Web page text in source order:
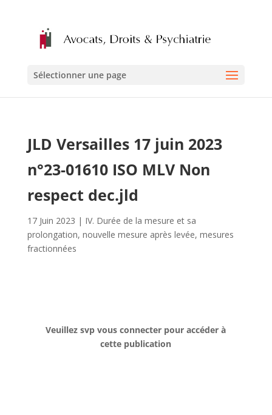
Sélectionner une page
JLD Versailles 17 juin 2023
n°23-01610 ISO MLV Non
respect dec.jld
17 Juin 2023 | IV. Durée de la mesure et sa
prolongation, nouvelle mesure après levée, mesures
fractionnées
Veuillez svp vous connecter pour accéder à
cette publication